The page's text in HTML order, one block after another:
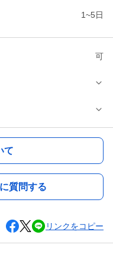
1~5日
可
て
質問する
リンクをコピー